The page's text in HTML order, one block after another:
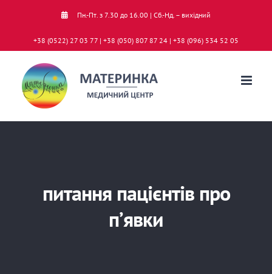
Пн.-Пт. з 7.30 до 16.00 | Сб.-Нд. – вихідний
+38 (0522) 27 03 77 | +38 (050) 807 87 24 | +38 (096) 534 52 05
питання пацієнтів про
п’явки